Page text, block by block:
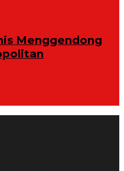
Menggendong